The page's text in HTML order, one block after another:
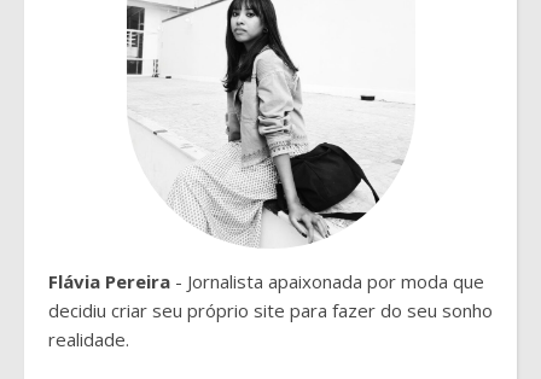
Flávia Pereira - Jornalista apaixonada por moda que
decidiu criar seu próprio site para fazer do seu sonho
realidade.